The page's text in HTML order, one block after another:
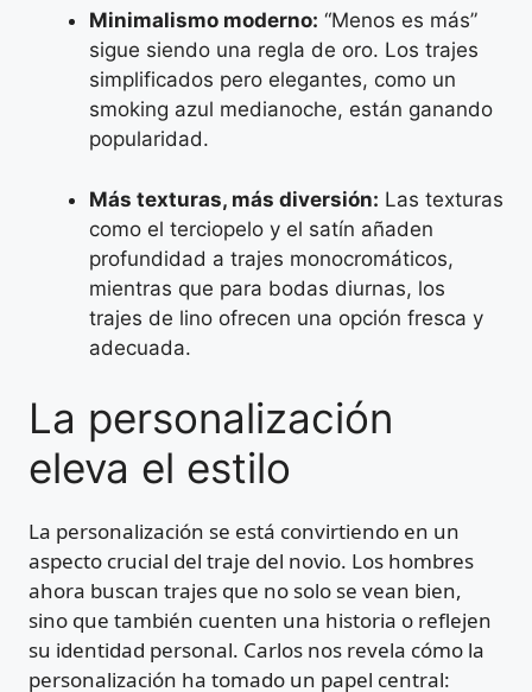
Minimalismo moderno: “Menos es más”
sigue siendo una regla de oro. Los trajes
simplificados pero elegantes, como un
smoking azul medianoche, están ganando
popularidad.
Más texturas, más diversión: Las texturas
como el terciopelo y el satín añaden
profundidad a trajes monocromáticos,
mientras que para bodas diurnas, los
trajes de lino ofrecen una opción fresca y
adecuada.
La personalización
eleva el estilo
La personalización se está convirtiendo en un
aspecto crucial del traje del novio. Los hombres
ahora buscan trajes que no solo se vean bien,
sino que también cuenten una historia o reflejen
su identidad personal. Carlos nos revela cómo la
personalización ha tomado un papel central: